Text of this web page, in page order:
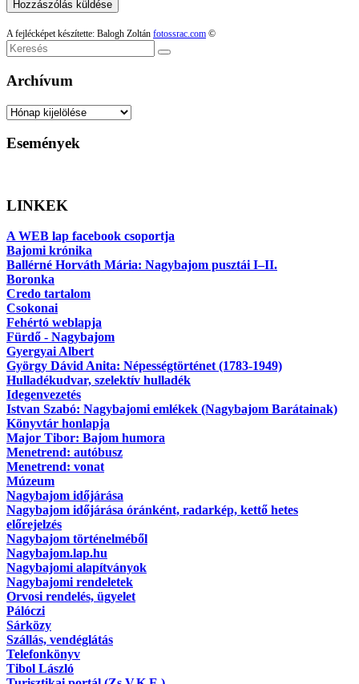
A fejlécképet készítette: Balogh Zoltán fotossrac.com ©
Keresés
Archívum
Archívum
Események
LINKEK
A WEB lap facebook csoportja
Bajomi krónika
Ballérné Horváth Mária: Nagybajom pusztái I–II.
Boronka
Credo tartalom
Csokonai
Fehértó weblapja
Fürdő - Nagybajom
Gyergyai Albert
György Dávid Anita: Népességtörténet (1783-1949)
Hulladékudvar, szelektív hulladék
Idegenvezetés
Istvan Szabó: Nagybajomi emlékek (Nagybajom Barátainak)
Könyvtár honlapja
Major Tibor: Bajom humora
Menetrend: autóbusz
Menetrend: vonat
Múzeum
Nagybajom időjárása
Nagybajom időjárása óránként, radarkép, kettő hetes
előrejelzés
Nagybajom történelméből
Nagybajom.lap.hu
Nagybajomi alapítványok
Nagybajomi rendeletek
Orvosi rendelés, ügyelet
Pálóczi
Sárközy
Szállás, vendéglátás
Telefonkönyv
Tibol László